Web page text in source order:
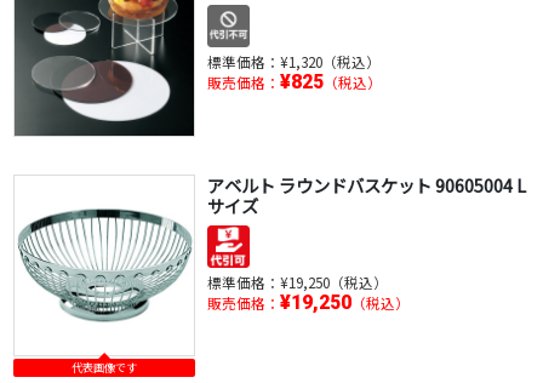
標準価格： ¥1,320（税込）
販売価格： ¥825（税込）
代表画像です
アベルト ラウンドバスケット 90605004 L
サイズ
標準価格： ¥19,250（税込）
販売価格： ¥19,250（税込）